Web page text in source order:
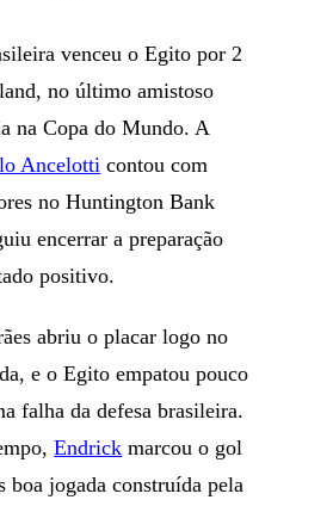
venceu o Egito por 2
no último amistoso
na Copa do Mundo. A
Ancelotti contou com
no Huntington Bank
encerrar a preparação
positivo.
abriu o placar logo no
e o Egito empatou pouco
falha da defesa brasileira.
Endrick marcou o gol
boa jogada construída pela